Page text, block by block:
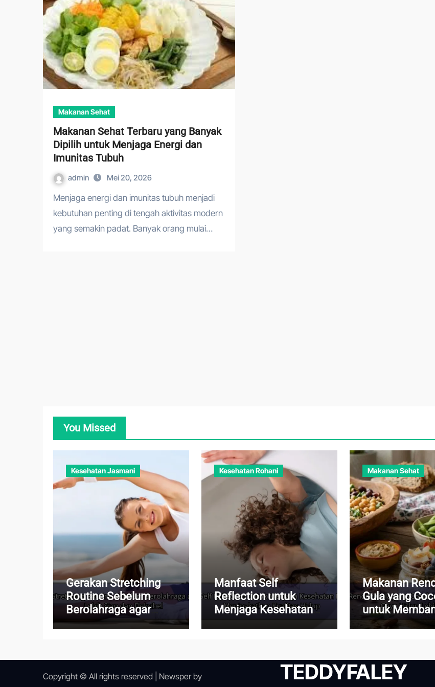
Makanan Sehat
Makanan Sehat Terbaru yang Banyak
Dipilih untuk Menjaga Energi dan
Imunitas Tubuh
admin Mei 20, 2026
Menjaga energi dan imunitas tubuh menjadi
kebutuhan penting di tengah aktivitas modern
yang semakin padat. Banyak orang mulai…
You Missed
Kesehatan Jasmani
Gerakan Stretching
Routine Sebelum
Berolahraga agar
Tubuh Lebih Siap dan
Kesehatan Rohani
Manfaat Self
Reflection untuk
Menjaga Kesehatan
Makanan Sehat
Makanan
Gula yang
untuk
Menjalani
Copyright © All rights reserved Newsperby
TEDDYFALEY